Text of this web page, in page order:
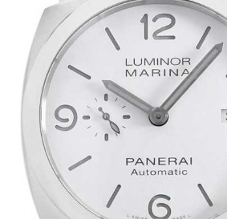
全てのブランドを見
ロレックス